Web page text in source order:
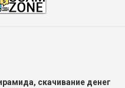
скачивание денег